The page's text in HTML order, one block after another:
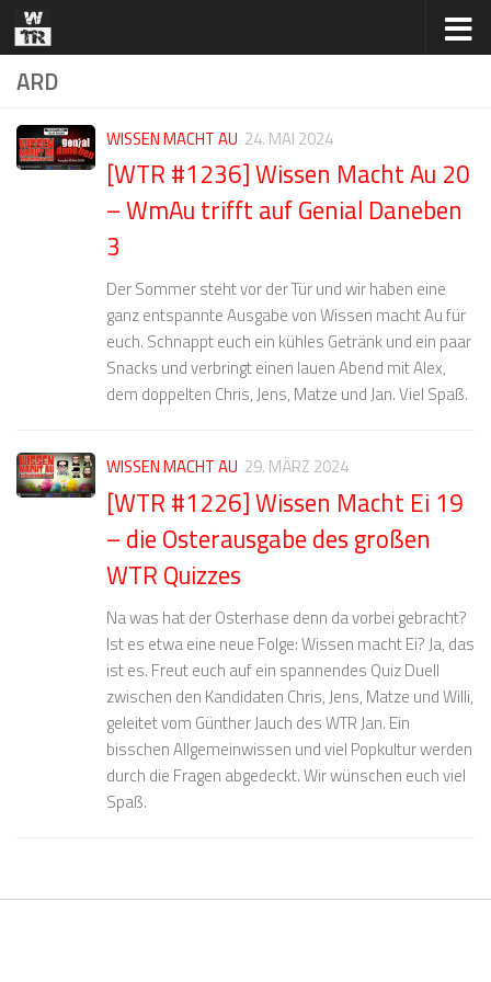
Zum Inhalt springen
ARD
WISSEN MACHT AU 24. MAI 2024
[WTR #1236] Wissen Macht Au 20
– WmAu trifft auf Genial Daneben
3
Der Sommer steht vor der Tür und wir haben eine
ganz entspannte Ausgabe von Wissen macht Au für
euch. Schnappt euch ein kühles Getränk und ein paar
Snacks und verbringt einen lauen Abend mit Alex,
dem doppelten Chris, Jens, Matze und Jan. Viel Spaß.
WISSEN MACHT AU 29. MÄRZ 2024
[WTR #1226] Wissen Macht Ei 19
– die Osterausgabe des großen
WTR Quizzes
Na was hat der Osterhase denn da vorbei gebracht?
Ist es etwa eine neue Folge: Wissen macht Ei? Ja, das
ist es. Freut euch auf ein spannendes Quiz Duell
zwischen den Kandidaten Chris, Jens, Matze und Willi,
geleitet vom Günther Jauch des WTR Jan. Ein
bisschen Allgemeinwissen und viel Popkultur werden
durch die Fragen abgedeckt. Wir wünschen euch viel
Spaß.